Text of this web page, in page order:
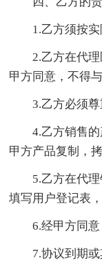
1.乙方须按实
2.乙方在代
甲方同意，不得
3.乙方必须尊
4.乙方销售
甲方产品复制，拷
5.乙方在代
填写用户登记表
6.经甲方同
7.协议到期